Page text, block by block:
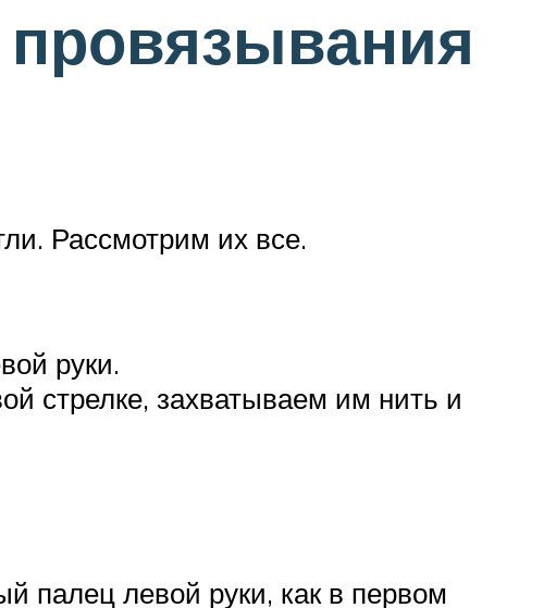
Рассмотрим их все.
руки.
стрелке, захватываем им нить и
палец левой руки, как в первом